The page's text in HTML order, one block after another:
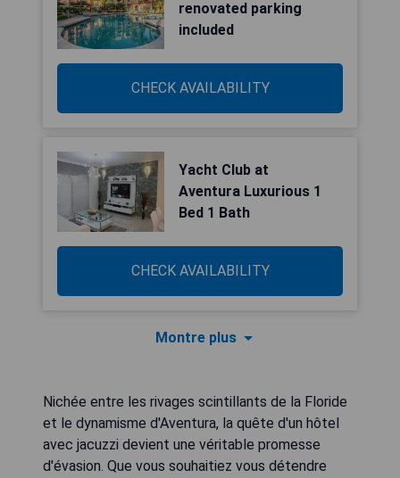
renovated parking
included
CHECK AVAILABILITY
Yacht Club at
Aventura Luxurious 1
Bed 1 Bath
CHECK AVAILABILITY
Montre plus
Nichée entre les rivages scintillants de la Floride
et le dynamisme d'Aventura, la quête d'un hôtel
avec jacuzzi devient une véritable promesse
d'évasion. Que vous souhaitiez vous détendre